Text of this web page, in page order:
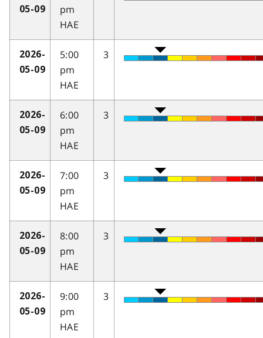
05-09
pm
HAE
2026-
05-09
5:00
pm
HAE
3
2026-
05-09
6:00
pm
HAE
3
2026-
05-09
7:00
pm
HAE
3
2026-
05-09
8:00
pm
HAE
3
2026-
05-09
9:00
pm
HAE
3